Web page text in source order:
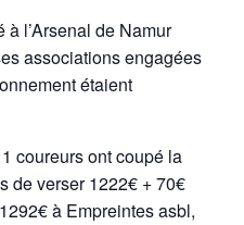
l’Arsenal de Namur
associations engagées
étaient
coureurs ont coupé la
de verser 1222€ + 70€
à Empreintes asbl,